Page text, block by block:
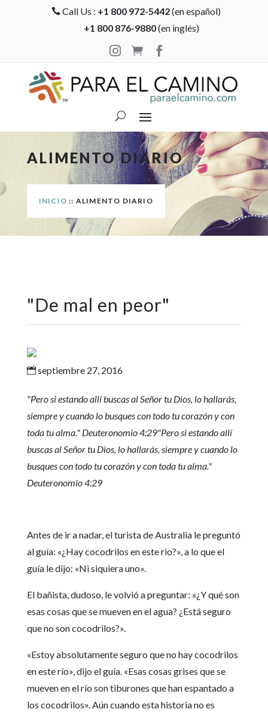
 Call Us : +1 800 972-5442(en español)
+1 800 876-9880(en inglés)

 
ALIMENTO DIARIO
INICIO :: ALIMENTO DIARIO
"De mal en peor"
septiembre 27, 2016
"Pero si estando allí buscas al Señor tu Dios, lo hallarás,
siempre y cuando lo busques con todo tu corazón y con
toda tu alma." Deuteronomio 4:29"Pero si estando allí
buscas al Señor tu Dios, lo hallarás, siempre y cuando lo
busques con todo tu corazón y con toda tu alma."
Deuteronomio 4:29
Antes de ir a nadar, el turista de Australia le preguntó
al guía: «¿Hay cocodrilos en este rio?», a lo que el
guía le dijo: «Ni siquiera uno».
El bañista, dudoso, le volvió a preguntar: «¿Y qué son
esas cosas que se mueven en el agua? ¿Está seguro
que no son cocodrilos?».
«Estoy absolutamente seguro que no hay cocodrilos
en este río», dijo el guía. «Esas cosas grises que se
mueven en el río son tiburones que han espantado a
los cocodrilos». Aún cuando esta historia no es